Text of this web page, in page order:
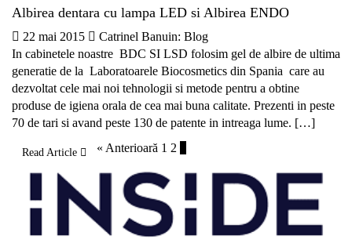
Albirea dentara cu lampa LED si Albirea ENDO
22 mai 2015 Catrinel Banuin: Blog
In cabinetele noastre BDC SI LSD folosim gel de albire de ultima
generatie de la Laboratoarele Biocosmetics din Spania care au
dezvoltat cele mai noi tehnologii si metode pentru a obtine
produse de igiena orala de cea mai buna calitate. Prezenti in peste
70 de tari si avand peste 130 de patente in intreaga lume. […]
Read Article « Anterioară 1 2